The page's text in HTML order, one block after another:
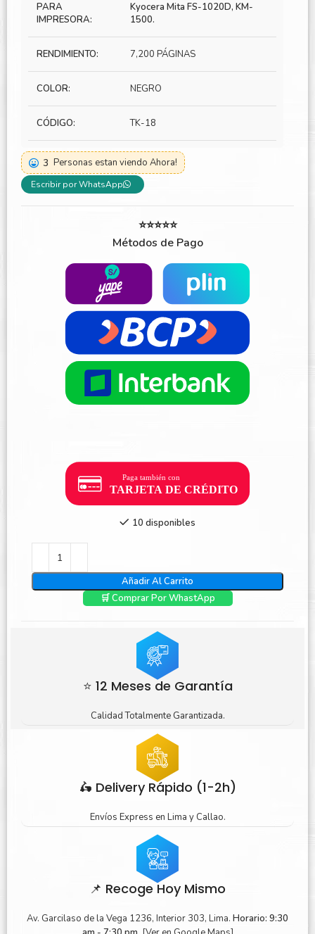
PARA
IMPRESORA:
Kyocera Mita FS-1020D, KM-
1500.
RENDIMIENTO: 7,200 PÁGINAS
COLOR: NEGRO
CÓDIGO: TK-18
3 Personas estan viendo Ahora!
Escribir por WhatsApp
⭐⭐⭐⭐⭐
Métodos de Pago
10 disponibles
Añadir Al Carrito
🛒 Comprar Por WhastApp
⭐ 12 Meses de Garantía
Calidad Totalmente Garantizada.
🛵 Delivery Rápido (1-2h)
Envíos Express en Lima y Callao.
📌 Recoge Hoy Mismo
Av. Garcilaso de la Vega 1236, Interior 303, Lima. Horario: 9:30